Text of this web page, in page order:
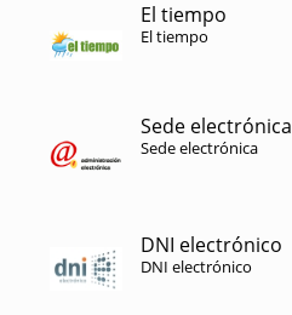
El tiempo
El tiempo
Sede electrónica
Sede electrónica
DNI electrónico
DNI electrónico